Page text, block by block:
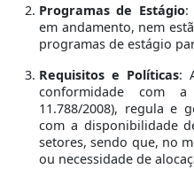
Programas de Estágio:
em andamento, nem
programas de estágio
Requisitos e Políticas:
conformidade com
11.788/2008), regula e
com a disponibilidade
setores, sendo que, no
ou necessidade de